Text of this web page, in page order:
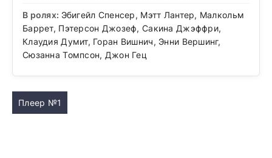
В ролях: Эбигейл Спенсер, Мэтт Лантер, Малкольм
Баррет, Пэтерсон Джозеф, Сакина Джэффри,
Клаудия Думит, Горан Вишнич, Энни Вершинг,
Сюзанна Томпсон, Джон Гец
Плеер №1